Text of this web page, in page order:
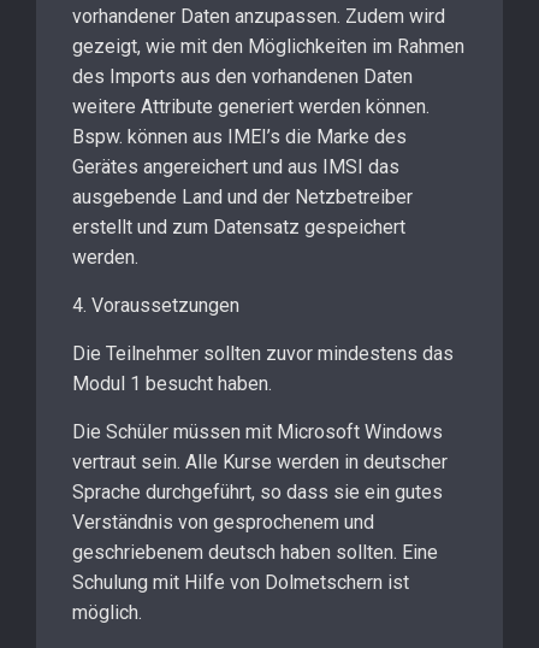
vorhandener Daten anzupassen. Zudem wird
gezeigt, wie mit den Möglichkeiten im Rahmen
des Imports aus den vorhandenen Daten
weitere Attribute generiert werden können.
Bspw. können aus IMEI’s die Marke des
Gerätes angereichert und aus IMSI das
ausgebende Land und der Netzbetreiber
erstellt und zum Datensatz gespeichert
werden.
4. Voraussetzungen
Die Teilnehmer sollten zuvor mindestens das
Modul 1 besucht haben.
Die Schüler müssen mit Microsoft Windows
vertraut sein. Alle Kurse werden in deutscher
Sprache durchgeführt, so dass sie ein gutes
Verständnis von gesprochenem und
geschriebenem deutsch haben sollten. Eine
Schulung mit Hilfe von Dolmetschern ist
möglich.